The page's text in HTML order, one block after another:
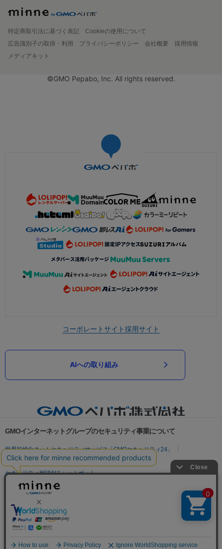
特定商取引法に基づく表記
Cookieの使用について
広告識別子の取得・利用
プライバシーポリシー 会社概要
採用情報
メディアキット
©GMO Pepabo, Inc. All rights reserved.
コーポレートサイト採用サイト
AIへの取り組み
GMOインターネットグループのセキュリティ事業について
世界初総合ネットセキュリティサービス「GMOセキュリティ24」
パスワード漏洩診断
Webサイトリスク診断
セキュリティ相談AIチャットボット
実在証明・盗聴対策
サイバー攻撃対策（GMO Flatt Security）
セキュリティ事業の軌跡